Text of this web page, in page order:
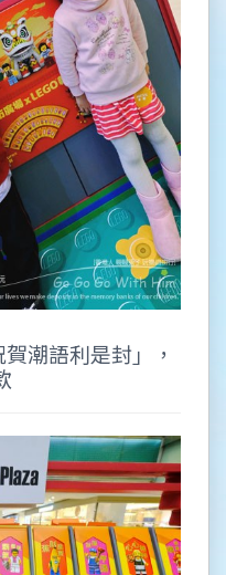
潮語利是封」，